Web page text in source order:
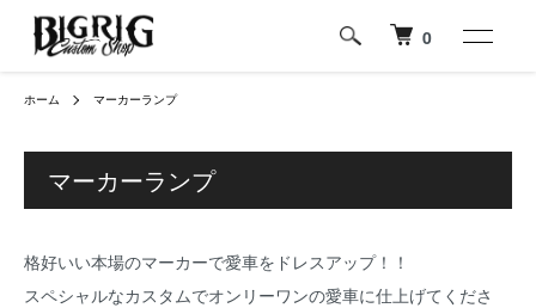
0
ホーム マーカーランプ
マーカーランプ
格好いい本場のマーカーで愛車をドレスアップ！！
スペシャルなカスタムでオンリーワンの愛車に仕上げてくださ